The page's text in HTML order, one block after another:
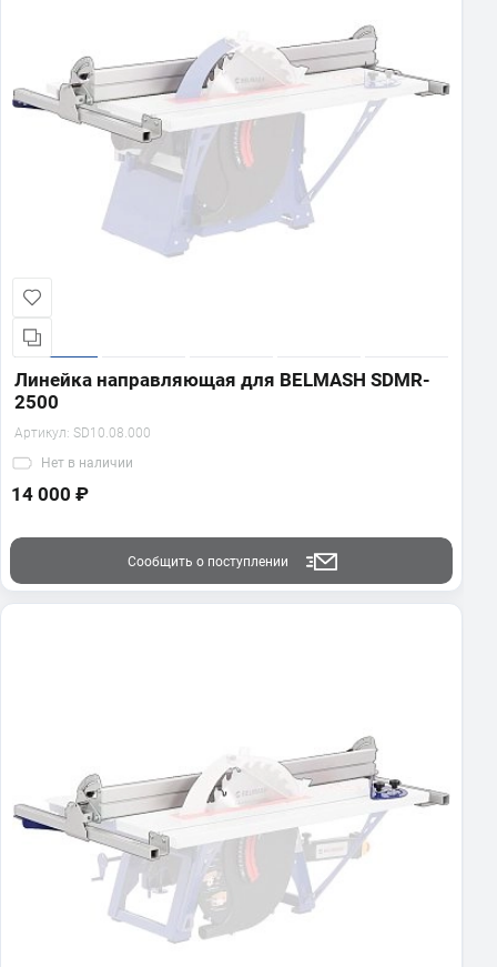
Линейка направляющая для BELMASH SDMR-
2500
Артикул: SD10.08.000
Нет в наличии
14 000 ₽
Сообщить о поступлении